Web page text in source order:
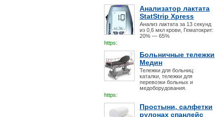
Анализатор лактата
StatStrip Xpress
Анализ лактата за 13 секунд
из 0,6 мкл крови, Гематокрит:
20% — 65%
https:
Больничные тележки
Медин
Тележки для больниц:
каталки, тележки для
перевозки больных и
медоборудования.
https:
Простыни, салфетки
рулонах спанлейс